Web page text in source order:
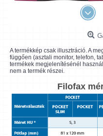
A termékkép csak illusztráció. A
függően (asztali monitor, telefon,
termékek megjelenítésénél
nem a termék részei.
Filofax